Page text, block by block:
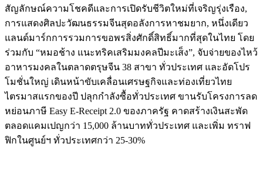
สัญลักษณ์ความโชคดีและการเปิดรับชีวิตใหม่ที่เจริญรุ่งเรือง,
การแสดงศิลปะวัฒนธรรมจีนสุดอลังการหาชมยาก, หนึ่งเดียว
แลนด์มาร์กการรวมการขอพรสิ่งศักดิ์สิทธิ์มากที่สุดในไทย โดย
ร่วมกับ “หมอช้าง แนะทริคเสริมมงคลปีมะเส็ง”, จับจ่ายของไหว้
อาหารมงคลในตลาดตรุษจีน 38 สาขา ทั่วประเทศ และอัดโปร
โมชั่นใหญ่ เดินหน้าขับเคลื่อนเศรษฐกิจและท่องเที่ยวไทย
ไตรมาสแรกของปี ปลุกกำลังซื้อทั่วประเทศ ขานรับโครงการลด
หย่อนภาษี Easy E-Receipt 2.0 ของภาครัฐ คาดสร้างเงินสะพัด
ตลอดแคมเปญกว่า 15,000 ล้านบาททั่วประเทศ และเพิ่ม ทราฟ
ฟิกในศูนย์ฯ ทั่วประเทศกว่า 25-30%